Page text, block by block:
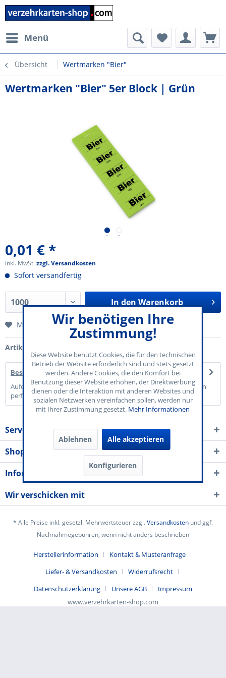
Menü
Übersicht Wertmarken "Bier"
Wertmarken "Bier" 5er Block | Grün
0,01 € *
inkl. MwSt.zzgl. Versandkosten
Sofort versandfertig
In den Warenkorb
Merken
Artikel-Nr.:
Beschreibung
Aufdruck "Bier" Papier: 120 g/qm Grün 5 Marken pro Blatt, einzeln
perforiert 50... mehr
Service Kontakt
Shop Service
Informationen
Wir verschicken mit
* Alle Preise inkl. gesetzl. Mehrwertsteuer zzgl.Versandkosten und ggf.
Nachnahmegebühren, wenn nicht anders beschrieben
Herstellerinformation
Kontakt & Musteranfrage
Liefer- & Versandkosten
Widerrufsrecht
Datenschutzerklärung
Unsere AGB
Impressum
www.verzehrkarten-shop.com
Wir benötigen Ihre
Zustimmung!
Diese Website benutzt Cookies, die für den technischen
Betrieb der Website erforderlich sind und stets gesetzt
werden. Andere Cookies, die den Komfort bei
Benutzung dieser Website erhöhen, der Direktwerbung
dienen oder die Interaktion mit anderen Websites und
sozialen Netzwerken vereinfachen sollen, werden nur
mit Ihrer Zustimmung gesetzt. Mehr Informationen
Ablehnen Alle akzeptieren
Konfigurieren